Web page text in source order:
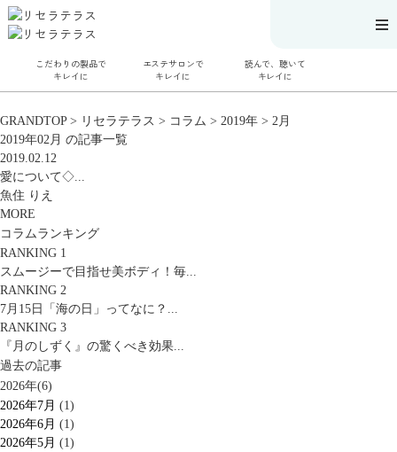
こだわりの製品で
キレイに
でキレイに
SERIES#01 私た
ちについて
SERIES#02 水へ
のこだわり
SERIES#03 無
添加化粧品につ
エステサロンで
キレイに
キレイに
読んで、聴いて
キレイに
レイに
GRANDTOP> リセラテラス > コラム > 2019年 > 2月
2019年02月 の記事一覧
2019.02.12
愛について◇...
魚住 りえ
MORE
コラムランキング
RANKING 1
スムージーで目指せ美ボディ！毎...
RANKING 2
7月15日「海の日」ってなに？...
RANKING 3
『月のしずく』の驚くべき効果...
過去の記事
2026年(6)
2026年7月 (1)
2026年6月 (1)
2026年5月 (1)